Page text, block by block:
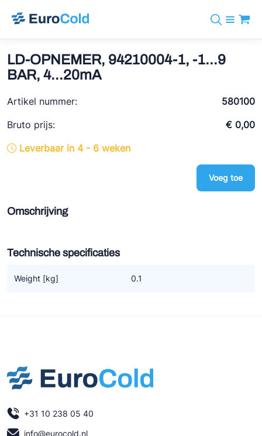
info@eurocold.nl
Merken
BOCK
REFFLEX®
Doucette Industries
Koudemiddelen
Diensten
Downloads
Nieuws
Over ons
LD-OPNEMER, 94210004-1, -1...9
BAR, 4...20mA
Artikel nummer:
580100
Bruto prijs:
€ 0,00
Leverbaar in 4 - 6 weken
Voeg toe
Omschrijving
Technische specificaties
Weight [kg] 0.1
+31 10 238 05 40
info@eurocold.nl